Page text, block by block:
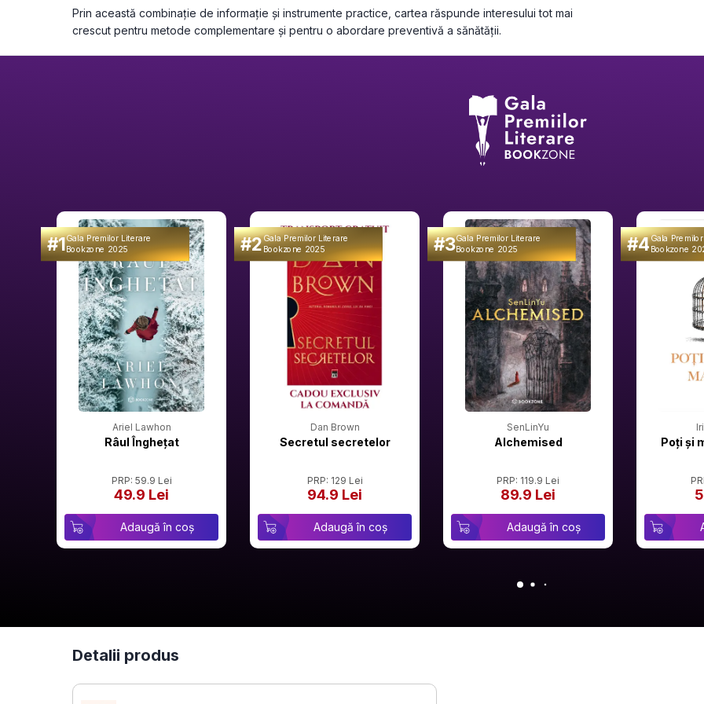
Prin această combinație de informație și instrumente practice, cartea răspunde interesului tot mai
crescut pentru metode complementare și pentru o abordare preventivă a sănătății.
#1Gala Premilor Literare
Bookzone 2025
Ariel Lawhon
Râul Înghețat
PRP: 59.9 Lei
49.9 Lei
Adaugă în coș
#2Gala Premilor Literare
Bookzone 2025
Dan Brown
Secretul secretelor
PRP: 129 Lei
94.9 Lei
Adaugă în coș
#3Gala Premilor Literare
Bookzone 2025
SenLinYu
Alchemised
PRP: 119.9 Lei
89.9 Lei
Adaugă în coș
#4Gala
Bookzone
Poți și
Detalii produs